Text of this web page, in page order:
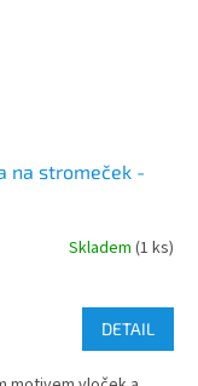
na stromeček -
Skladem (1 ks)
DETAIL